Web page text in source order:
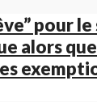
pour
alors